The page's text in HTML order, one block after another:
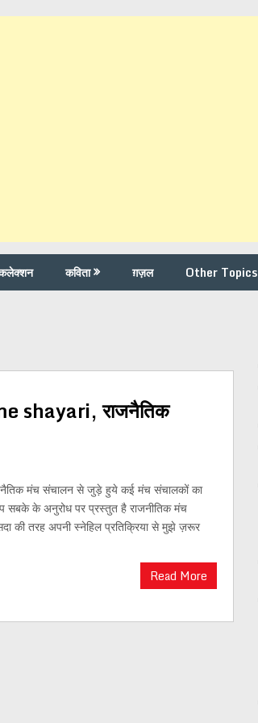
कलेक्शन कविता ग़ज़ल Other Topics
shayari, राजनैतिक
मंच संचालन से जुड़े हुये कई मंच संचालकों का
सबके के अनुरोध पर प्रस्तुत है राजनीतिक मंच
की तरह अपनी स्नेहिल प्रतिक्रिया से मुझे ज़रूर
Read More